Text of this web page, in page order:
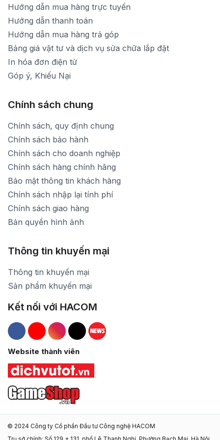
Hướng dẫn mua hàng trực tuyến
Hướng dẫn thanh toán
Hướng dẫn mua hàng trả góp
Bảng giá vật tư và dịch vụ sửa chữa lắp đặt
In hóa đơn điện tử
Góp ý, Khiếu Nại
Chính sách chung
Chính sách, quy định chung
Chính sách bảo hành
Chính sách cho doanh nghiệp
Chính sách hàng chính hãng
Bảo mật thông tin khách hàng
Chính sách nhập lại tính phí
Chính sách giao hàng
Bản quyền hình ảnh
Thông tin khuyến mại
Thông tin khuyến mại
Sản phẩm khuyến mại
Kết nối với HACOM
Hacom Facebook
Hacom YouTube
Hacom Instagram
Hacom TikTok
Website thành viên
© 2024 Công ty Cổ phần Đầu tư Công nghệ HACOM